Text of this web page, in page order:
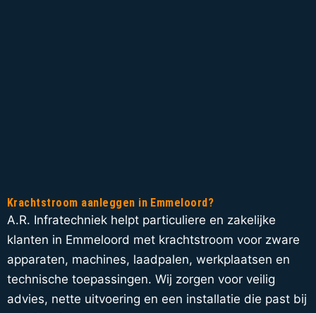
Krachtstroom aanleggen in Emmeloord?
A.R. Infratechniek helpt particuliere en zakelijke
klanten in Emmeloord met krachtstroom voor zware
apparaten, machines, laadpalen, werkplaatsen en
technische toepassingen. Wij zorgen voor veilig
advies, nette uitvoering en een installatie die past bij